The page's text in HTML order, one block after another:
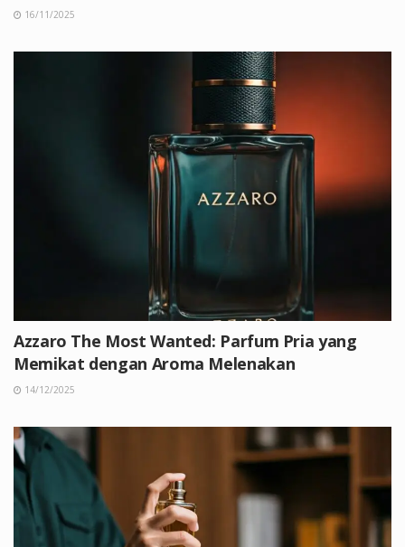
16/11/2025
Azzaro The Most Wanted: Parfum Pria yang
Memikat dengan Aroma Melenakan
14/12/2025